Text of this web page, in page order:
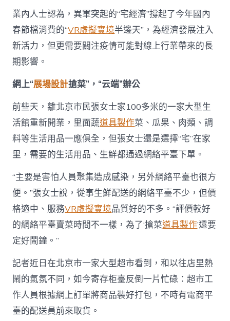
應
對
疫
情，
“宅
更
了
_
中
國
鄉
村
興
在
線
_
國
家
振
興
信
息
門
業內人士認為，異軍突起的“宅經濟”撐起了今年國內
春節檔消費的“VR虛擬實境半邊天”，為經濟發展注入
新活力，但更需要關注疫情可能對線上行業帶來的長
期影響。
網上“展場設計搶菜”，“云端”辦公
前些天，離北京市民張女士家100多米的一家大型生
活館重新開業，里面蔬道具製作菜、瓜果、肉類、調
料等生活用品一應俱全，但張女士還是選擇“宅”在家
里，需要的生活用品、生鮮都通過網絡平臺下單。
“主要是害怕人員聚集造成感染，另外網絡平臺也很方
便。”張女士說，從事生鮮配送的網絡平臺不少，但價
格適中、服務VR虛擬實境品質好的不多。“評價較好
的網絡平臺賣菜時間不一樣，為了‘搶菜道具製作’還要
定好鬧鐘。”
記者近日在北京市一家大型超市看到，和以往店里熱
鬧的氣氛不同，如今寄存柜臺反倒一片忙碌：超市工
作人員根據網上訂單將商品裝好打包，不時有電商平
臺的配送員前來取貨。